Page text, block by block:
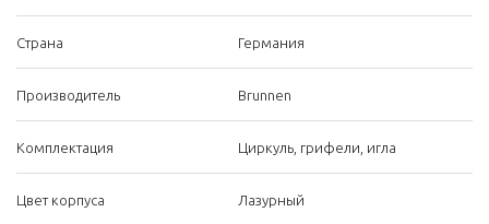
Страна Германия
Производитель Brunnen
Комплектация Циркуль, грифели, игла
Цвет корпуса Лазурный